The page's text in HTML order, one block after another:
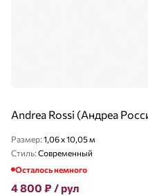
Andrea Rossi (Андреа
Размер: 1,06 x 10,05 м
Стиль: Современный
Осталось немного
4 800 ₽ / рул